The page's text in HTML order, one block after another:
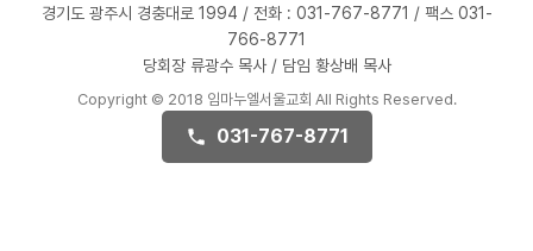
경기도 광주시 경충대로 1994 / 전화 : 031-767-8771 / 팩스 031-
766-8771
당회장 류광수 목사 / 담임 황상배 목사
Copyright © 2018 임마누엘서울교회 All Rights Reserved.
031-767-8771